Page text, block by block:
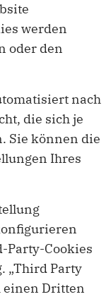
werden
oder den
nach
die sich je
Sie können die
Ihres
Party-Cookies
„Third Party
einen Dritten